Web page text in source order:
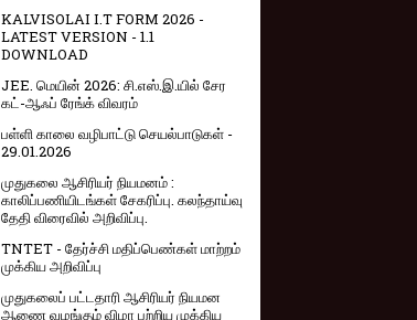
KALVISOLAI I.T FORM 2026 -
LATEST VERSION - 1.1
DOWNLOAD
JEE. மெயின் 2026: சி.எஸ்.இ.யில் சேர
கட்-ஆஃப் ரேங்க் விவரம்
பள்ளி காலை வழிபாட்டு செயல்பாடுகள் -
29.01.2026
முதுகலை ஆசிரியர் நியமனம் :
காலிப்பணியிடங்கள் சேகரிப்பு. கலந்தாய்வு
தேதி விரைவில் அறிவிப்பு.
TNTET - தேர்ச்சி மதிப்பெண்கள் மாற்றம்
முக்கிய அறிவிப்பு
முதுகலைப் பட்டதாரி ஆசிரியர் நியமன
ஆணை வழங்கும் விழா பற்றிய முக்கிய